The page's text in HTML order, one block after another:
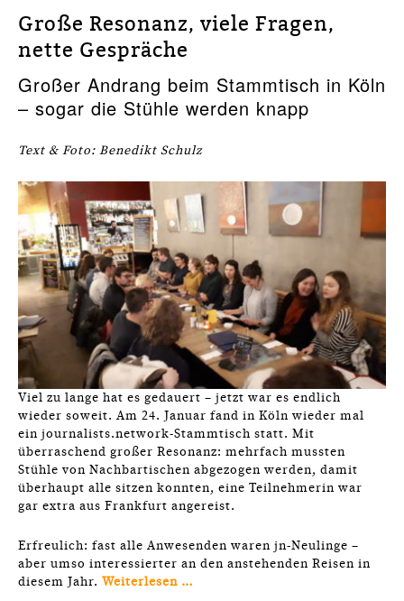
Große Resonanz, viele Fragen,
nette Gespräche
Großer Andrang beim Stammtisch in Köln
– sogar die Stühle werden knapp
Text & Foto: Benedikt Schulz
Viel zu lange hat es gedauert – jetzt war es endlich
wieder soweit. Am 24. Januar fand in Köln wieder mal
ein journalists.network-Stammtisch statt. Mit
überraschend großer Resonanz: mehrfach mussten
Stühle von Nachbartischen abgezogen werden, damit
überhaupt alle sitzen konnten, eine Teilnehmerin war
gar extra aus Frankfurt angereist.
Erfreulich: fast alle Anwesenden waren jn-Neulinge –
aber umso interessierter an den anstehenden Reisen in
diesem Jahr. Weiterlesen …